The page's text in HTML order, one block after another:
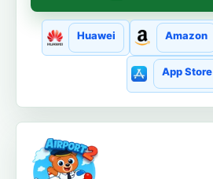
Huawei Amazon
App Store